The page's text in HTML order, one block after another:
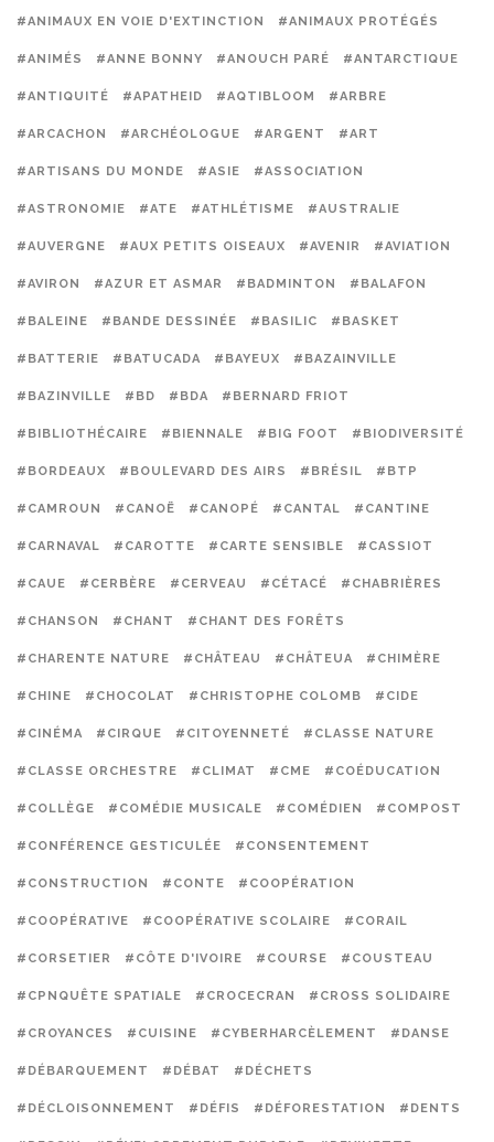
#ANIMAUX EN VOIE D'EXTINCTION #ANIMAUX PROTÉGÉS
#ANIMÉS #ANNE BONNY #ANOUCH PARÉ #ANTARCTIQUE
#ANTIQUITÉ #APATHEID #AQTIBLOOM #ARBRE
#ARCACHON #ARCHÉOLOGUE #ARGENT #ART
#ARTISANS DU MONDE #ASIE #ASSOCIATION
#ASTRONOMIE #ATE #ATHLÉTISME #AUSTRALIE
#AUVERGNE #AUX PETITS OISEAUX #AVENIR #AVIATION
#AVIRON #AZUR ET ASMAR #BADMINTON #BALAFON
#BALEINE #BANDE DESSINÉE #BASILIC #BASKET
#BATTERIE #BATUCADA #BAYEUX #BAZAINVILLE
#BAZINVILLE #BD #BDA #BERNARD FRIOT
#BIBLIOTHÉCAIRE #BIENNALE #BIG FOOT #BIODIVERSITÉ
#BORDEAUX #BOULEVARD DES AIRS #BRÉSIL #BTP
#CAMROUN #CANOË #CANOPÉ #CANTAL #CANTINE
#CARNAVAL #CAROTTE #CARTE SENSIBLE #CASSIOT
#CAUE #CERBÈRE #CERVEAU #CÉTACÉ #CHABRIÈRES
#CHANSON #CHANT #CHANT DES FORÊTS
#CHARENTE NATURE #CHÂTEAU #CHÂTEUA #CHIMÈRE
#CHINE #CHOCOLAT #CHRISTOPHE COLOMB #CIDE
#CINÉMA #CIRQUE #CITOYENNETÉ #CLASSE NATURE
#CLASSE ORCHESTRE #CLIMAT #CME #COÉDUCATION
#COLLÈGE #COMÉDIE MUSICALE #COMÉDIEN #COMPOST
#CONFÉRENCE GESTICULÉE #CONSENTEMENT
#CONSTRUCTION #CONTE #COOPÉRATION
#COOPÉRATIVE #COOPÉRATIVE SCOLAIRE #CORAIL
#CORSETIER #CÔTE D'IVOIRE #COURSE #COUSTEAU
#CPNQUÊTE SPATIALE #CROCECRAN #CROSS SOLIDAIRE
#CROYANCES #CUISINE #CYBERHARCÈLEMENT #DANSE
#DÉBARQUEMENT #DÉBAT #DÉCHETS
#DÉCLOISONNEMENT #DÉFIS #DÉFORESTATION #DENTS